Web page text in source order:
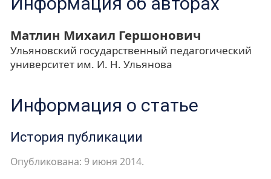
Матлин Михаил Гершонович
Ульяновский государственный педагогический
университет им. И. Н. Ульянова
Информация о статье
История публикации
Опубликована: 9 июня 2014.